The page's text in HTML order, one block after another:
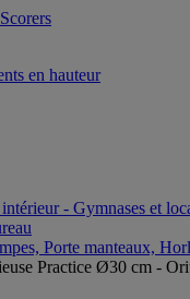
en hauteur
- Gymnases et
Porte manteaux,
Practice Ø30 cm -